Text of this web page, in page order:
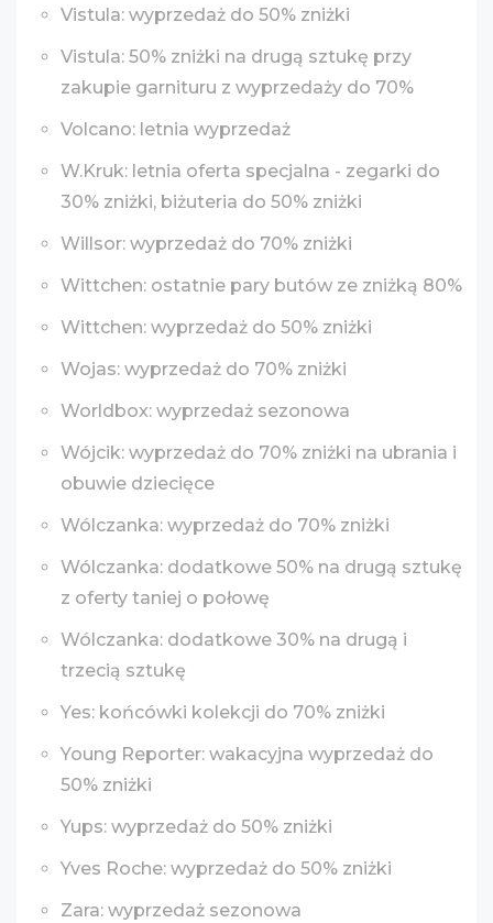
Vistula: wyprzedaż do 50% zniżki
Vistula: 50% zniżki na drugą sztukę przy
zakupie garnituru z wyprzedaży do 70%
Volcano: letnia wyprzedaż
W.Kruk: letnia oferta specjalna - zegarki do
30% zniżki, biżuteria do 50% zniżki
Willsor: wyprzedaż do 70% zniżki
Wittchen: ostatnie pary butów ze zniżką 80%
Wittchen: wyprzedaż do 50% zniżki
Wojas: wyprzedaż do 70% zniżki
Worldbox: wyprzedaż sezonowa
Wójcik: wyprzedaż do 70% zniżki na ubrania i
obuwie dziecięce
Wólczanka: wyprzedaż do 70% zniżki
Wólczanka: dodatkowe 50% na drugą sztukę
z oferty taniej o połowę
Wólczanka: dodatkowe 30% na drugą i
trzecią sztukę
Yes: końcówki kolekcji do 70% zniżki
Young Reporter: wakacyjna wyprzedaż do
50% zniżki
Yups: wyprzedaż do 50% zniżki
Yves Roche: wyprzedaż do 50% zniżki
Zara: wyprzedaż sezonowa